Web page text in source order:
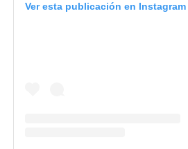
Ver esta publicación en Instagram